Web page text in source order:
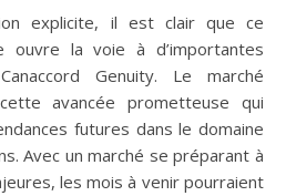
explicite, il est clair que ce
ouvre la voie à d’importantes
Genuity. Le marché
avancée prometteuse qui
futures dans le domaine
Avec un marché se préparant à
les mois à venir pourraient